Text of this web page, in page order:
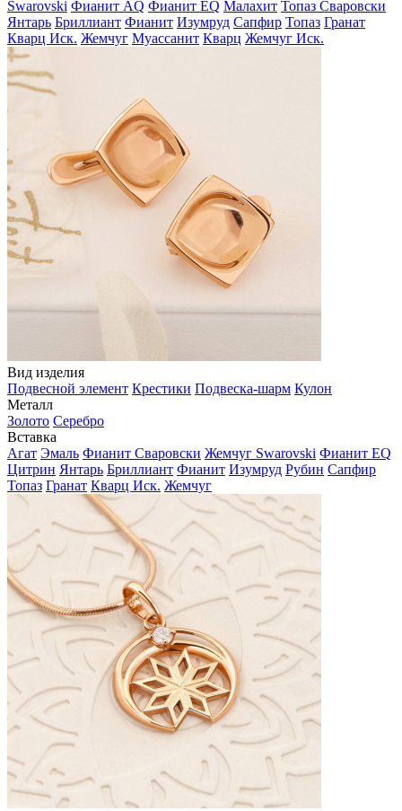
Swarovski Фианит AQ Фианит EQ Малахит Топаз Сваровски
Янтарь Бриллиант Фианит Изумруд Сапфир Топаз Гранат
Кварц Иск. Жемчуг Муассанит Кварц Жемчуг Иск.
Вид изделия
Подвесной элемент Крестики Подвеска-шарм Кулон
Металл
Золото Серебро
Вставка
Агат Эмаль Фианит Сваровски Жемчуг Swarovski Фианит EQ
Цитрин Янтарь Бриллиант Фианит Изумруд Рубин Сапфир
Топаз Гранат Кварц Иск. Жемчуг